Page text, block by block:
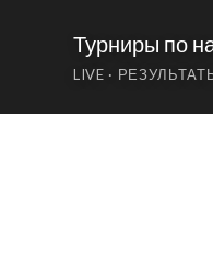
Турниры по